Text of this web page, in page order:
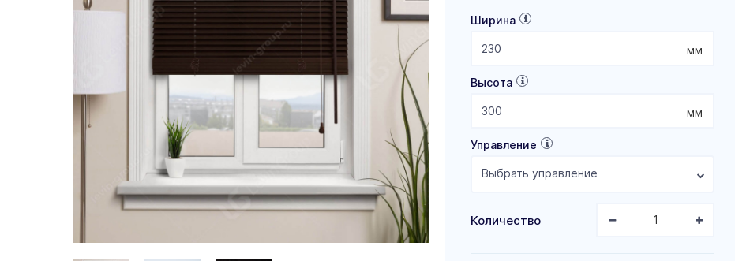
Ширина
мм
Высота
мм
Управление
Выбрать управление
Количество